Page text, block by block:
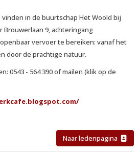
in de buurtschap Het Woold bij
9, achteringang
vervoer te bereiken: vanaf het
door de prachtige natuur.
0543 - 564 390 of mailen (klik op de
Naar ledenpagina